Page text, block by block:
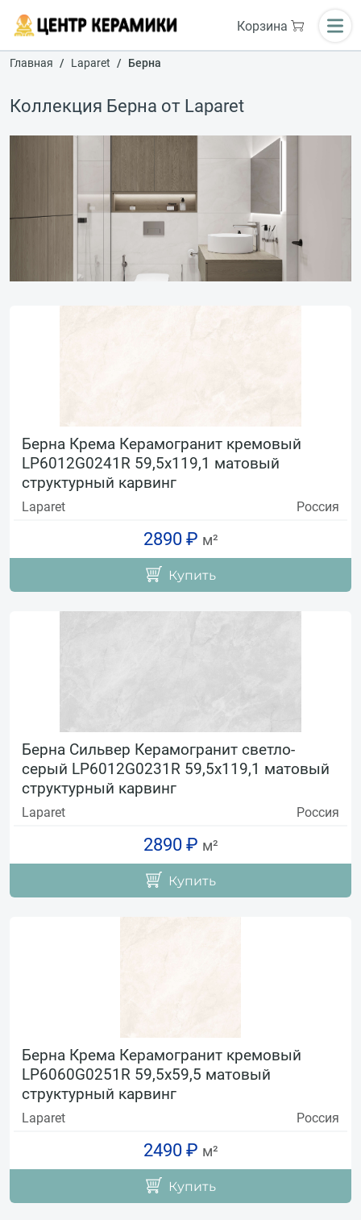
Корзина
Главная Laparet Берна
Коллекция Берна от Laparet
Берна Крема Керамогранит кремовый
LP6012G0241R 59,5х119,1 матовый
структурный карвинг
Laparet Россия
2890 ₽ м²
Купить
Берна Сильвер Керамогранит светло-
серый LP6012G0231R 59,5х119,1 матовый
структурный карвинг
Laparet Россия
2890 ₽ м²
Купить
Берна Крема Керамогранит кремовый
LP6060G0251R 59,5х59,5 матовый
структурный карвинг
Laparet Россия
2490 ₽ м²
Купить